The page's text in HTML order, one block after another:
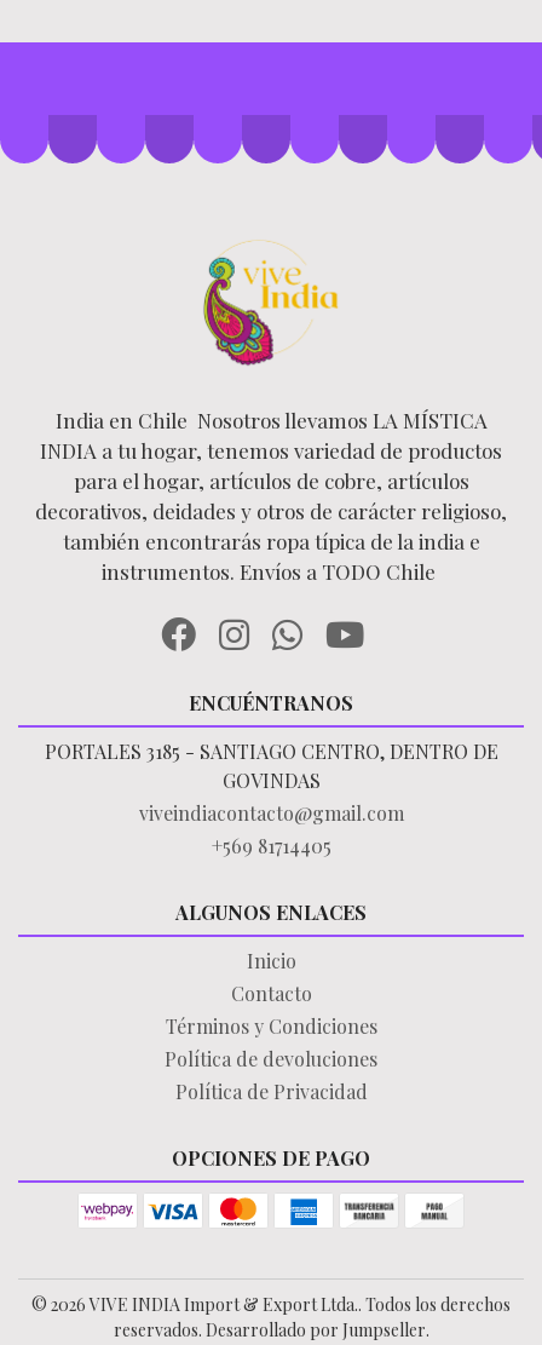
India en Chile Nosotros llevamos LA MÍSTICA
INDIA a tu hogar, tenemos variedad de productos
para el hogar, artículos de cobre, artículos
decorativos, deidades y otros de carácter religioso,
también encontrarás ropa típica de la india e
instrumentos. Envíos a TODO Chile
ENCUÉNTRANOS
PORTALES 3185 - SANTIAGO CENTRO, DENTRO DE
GOVINDAS
viveindiacontacto@gmail.com
+569 81714405
ALGUNOS ENLACES
Inicio
Contacto
Términos y Condiciones
Política de devoluciones
Política de Privacidad
OPCIONES DE PAGO
© 2026 VIVE INDIA Import & Export Ltda.. Todos los derechos
reservados. Desarrollado por Jumpseller.